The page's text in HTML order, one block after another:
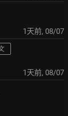
1天前, 08/07
1天前, 08/07